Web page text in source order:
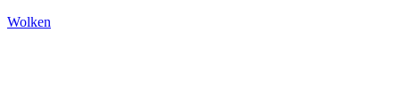
Wolken